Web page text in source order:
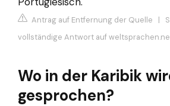
Antrag auf Entfernung der Quelle |
vollständige Antwort auf
Wo in der Karibik
gesprochen?